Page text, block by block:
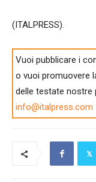
(ITALPRESS).
Vuoi pubblicare i
o vuoi promuovere
delle testate nostre
info@italpress.com